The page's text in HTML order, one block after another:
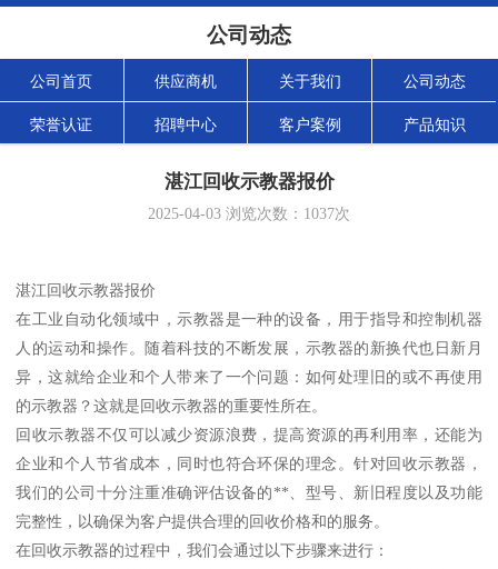
公司动态
公司首页 供应商机 关于我们 公司动态
荣誉认证 招聘中心 客户案例 产品知识
湛江回收示教器报价
2025-04-03 浏览次数： 1037次
湛江回收示教器报价
在工业自动化领域中，示教器是一种的设备，用于指导和控制机器
人的运动和操作。随着科技的不断发展，示教器的新换代也日新月
异，这就给企业和个人带来了一个问题：如何处理旧的或不再使用
的示教器？这就是回收示教器的重要性所在。
回收示教器不仅可以减少资源浪费，提高资源的再利用率，还能为
企业和个人节省成本，同时也符合环保的理念。针对回收示教器，
我们的公司十分注重准确评估设备的**、型号、新旧程度以及功能
完整性，以确保为客户提供合理的回收价格和的服务。
在回收示教器的过程中，我们会通过以下步骤来进行：